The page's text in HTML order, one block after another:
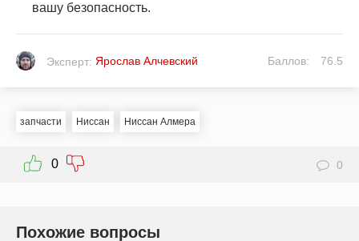
вашу безопасность.
Эксперт: Ярослав Алчевский Баллов: 76.5
запчасти Ниссан Ниссан Алмера
0 0
Похожие вопросы